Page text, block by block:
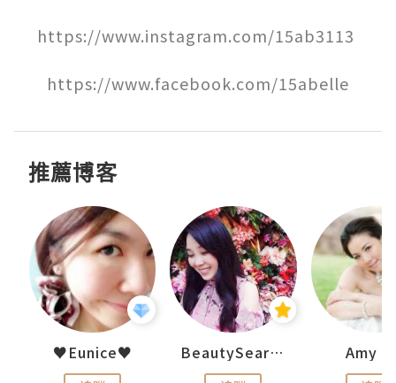
https://www.instagram.com/15ab3113
推薦博客
♥Eunice♥ BeautySearch Amy